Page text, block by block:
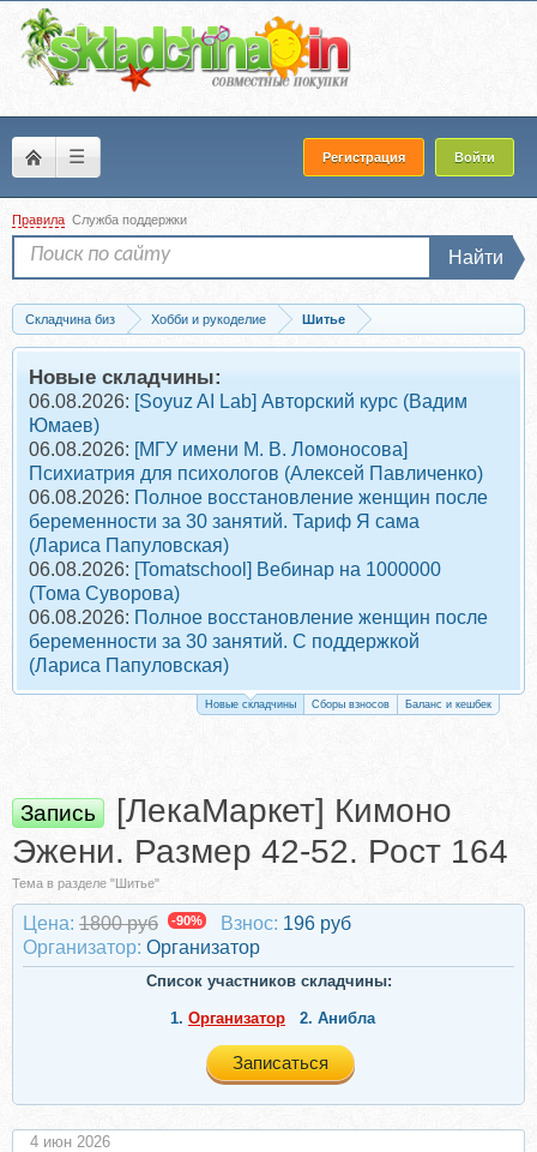
☰ Регистрация Войти
Правила Служба поддержки
Найти
Складчина биз Хобби и рукоделие
Шитье
Запись [ЛекаМаркет] Кимоно Эжени. Размер 42-52. Рост 164
Новые складчины:
06.08.2026: [Soyuz AI Lab] Авторский курс (Вадим
Юмаев)
06.08.2026: [МГУ имени М. В. Ломоносова]
Психиатрия для психологов (Алексей Павличенко)
06.08.2026: Полное восстановление женщин после
беременности за 30 занятий. Тариф Я сама
(Лариса Папуловская)
06.08.2026: [Tomatschool] Вебинар на 1000000
(Тома Суворова)
06.08.2026: Полное восстановление женщин после
беременности за 30 занятий. С поддержкой
(Лариса Папуловская)
Новые складчины Сборы взносов Баланс и кешбек
Запись
[ЛекаМаркет] Кимоно
Эжени. Размер 42-52. Рост 164
Тема в разделе "Шитье"
Цена: 1800 руб -90% Взнос: 196 руб
Организатор: Организатор
Список участников складчины:
1. Организатор 2. Анибла
Записаться
4 июн 2026